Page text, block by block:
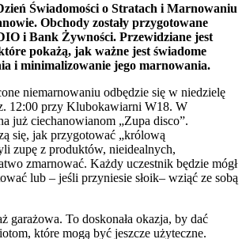
Świadomości o Stratach i Marnowaniu
Obchody zostały przygotowane
i Bank Żywności. Przewidziane jest
pokażą, jak ważne jest świadome
i minimalizowanie jego marnowania.
niemarnowaniu odbędzie się w niedzielę
12:00 przy Klubokawiarni W18. W
już ciechanowianom „Zupa disco”.
się, jak przygotować „królową
zupę z produktów, nieidealnych,
zmarnować. Każdy uczestnik będzie mógł
lub – jeśli przyniesie słoik– wziąć ze sobą
garażowa. To doskonała okazja, by dać
które mogą być jeszcze użyteczne.